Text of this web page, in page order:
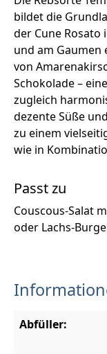
bildet die
der Cune Rosato
und am
von
Schokolade –
zugleich
dezente Süße
zu einem
wie in
Passt zu
Couscous-Salat
oder Lachs-
Abfüller: